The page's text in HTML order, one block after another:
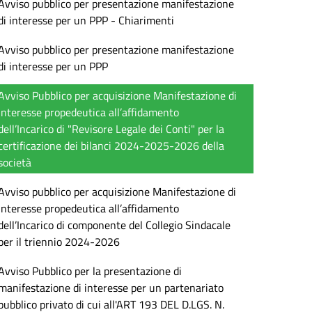
pubblico per presentazione manifestazione
interesse per un PPP - Chiarimenti
pubblico per presentazione manifestazione
interesse per un PPP
Pubblico per acquisizione Manifestazione di
propedeutica all’affidamento
di "Revisore Legale dei Conti" per la
dei bilanci 2024-2025-2026 della
pubblico per acquisizione Manifestazione di
propedeutica all’affidamento
di componente del Collegio Sindacale
il triennio 2024-2026
Pubblico per la presentazione di
di interesse per un partenariato
privato di cui all'ART 193 DEL D.LGS. N.